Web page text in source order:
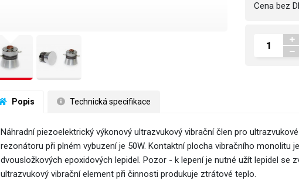
Cena bez
Popis Technická specifikace
Náhradní piezoelektrický výkonový ultrazvukový vibrační člen pro
rezonátoru při plném vybuzení je 50W. Kontaktní plocha vibračního monolitu
dvousložkových epoxidových lepidel. Pozor - k lepení je nutné užít lepidel se
ultrazvukový vibrační element při činnosti produkuje ztrátové teplo.